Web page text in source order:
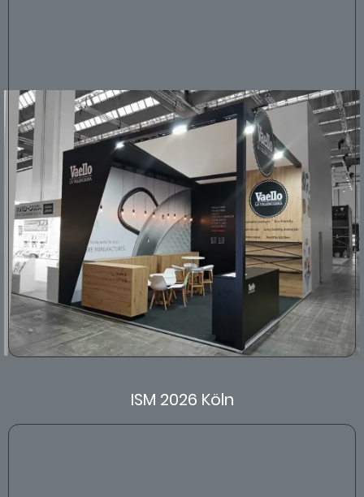
ISM 2026 Köln